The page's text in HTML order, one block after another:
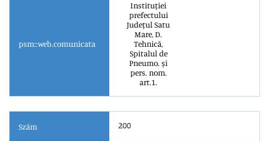
psm::web.comunicata
Instituției
prefectului
Județul Satu
Mare, D.
Tehnică,
Spitalul de
Pneumo. și
pers. nom.
art.1.
Szám 200